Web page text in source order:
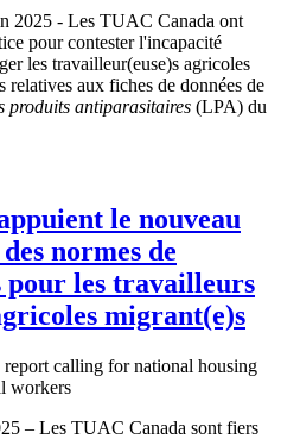
2025 - Les TUAC Canada ont
pour contester l'incapacité
les travailleur(euse)s agricoles
relatives aux fiches de données de
produits antiparasitaires (LPA) du
le nouveau
normes de
pour les travailleurs
migrant(e)s
– Les TUAC Canada sont fiers